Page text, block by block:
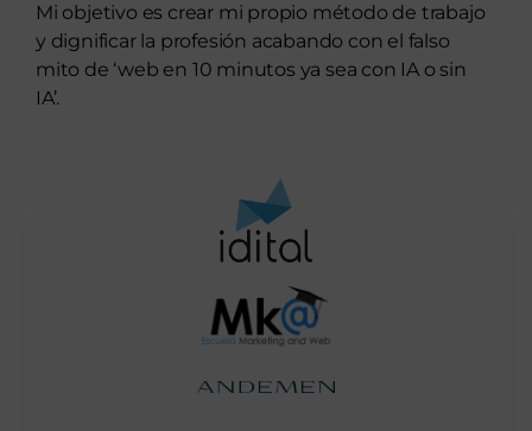
Mi objetivo es crear mi propio método de trabajo
y dignificar la profesión acabando con el falso
mito de ‘web en 10 minutos ya sea con IA o sin
IA’.